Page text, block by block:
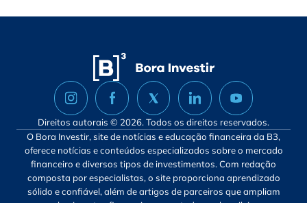
Direitos autorais © 2026. Todos os direitos reservados.
O Bora Investir, site de notícias e educação financeira da B3,
oferece notícias e conteúdos especializados sobre o mercado
financeiro e diversos tipos de investimentos. Com redação
composta por especialistas, o site proporciona aprendizado
sólido e confiável, além de artigos de parceiros que ampliam